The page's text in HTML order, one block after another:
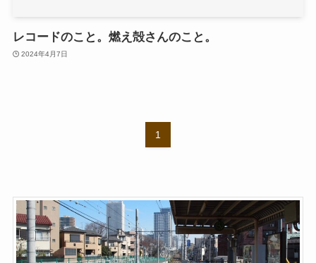
レコードのこと。燃え殻さんのこと。
2024年4月7日
1